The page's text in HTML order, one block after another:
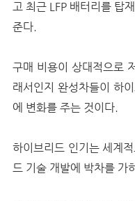
고 최근 LFP 배터리를 탑
준다.
구매 비용이 상대적으로
래서인지 완성차들이 하
에 변화를 주는 것이다.
하이브리드 인기는 세계
드 기술 개발에 박차를 가